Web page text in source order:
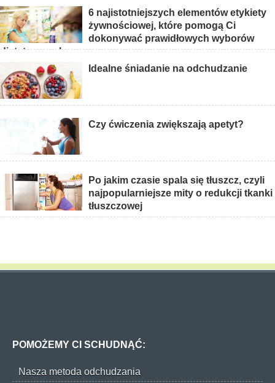
6 najistotniejszych elementów etykiety
żywnościowej, które pomogą Ci
dokonywać prawidłowych wyborów
dietetycznych
Idealne śniadanie na odchudzanie
Czy ćwiczenia zwiększają apetyt?
Po jakim czasie spala się tłuszcz, czyli
najpopularniejsze mity o redukcji tkanki
tłuszczowej
POMOŻEMY CI SCHUDNĄĆ:
Nasza metoda odchudzania